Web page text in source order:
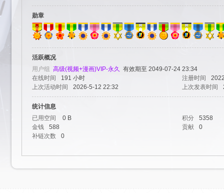
勋章
活跃概况
用户组 高级(视频+漫画)VIP-永久 有效期至 2049-07-24 23:34
在线时间
191 小时 注册时间
上次活动时间
2026-5-12 22:32 上次发表时间
统计信息
已用空间
0 B 积分
5358
金钱
588 贡献
0
补链次数
0